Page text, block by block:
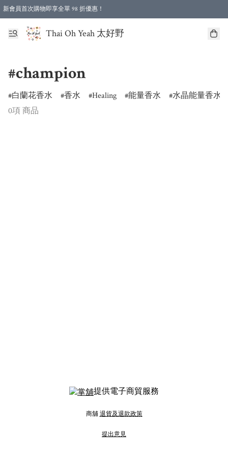
新會員首次購物即享全單 98 折優惠！
特選會員可享全單低至 96 折優惠！
Thai Oh Yeah 太好野
#champion
白蘭花香水 香水 Healing 能量香水
水晶能量香水
0項 商品
提供電子商貿服務
商舖 退貨及退款政策
提出意見